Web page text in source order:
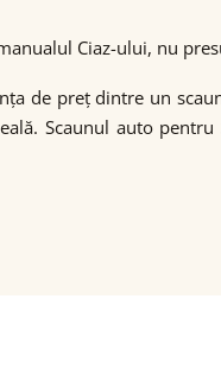
Ciaz-ului, nu
de preț dintre un
Scaunul auto pentru